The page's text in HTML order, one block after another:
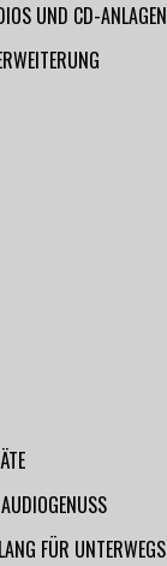
UND CD-ANLAGEN
FÜR UNTERWEGS